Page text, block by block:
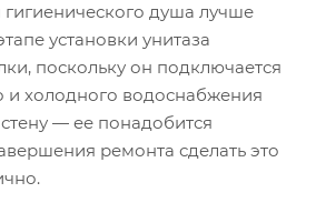
душа лучше
установки унитаза
поскольку он подключается
и холодного водоснабжения
— ее понадобится
ремонта сделать это